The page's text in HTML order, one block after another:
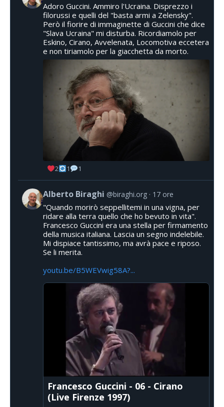
Adoro Guccini. Ammiro l'Ucraina. Disprezzo i
filorussi e quelli del "basta armi a Zelensky".
Però il fiorire di immaginette di Guccini che dice
"Slava Ucraina" mi disturba. Ricordiamolo per
Eskino, Cirano, Avvelenata, Locomotiva eccetera
e non tiriamolo per la giacchetta da morto.
2 1 1
Alberto Biraghi @biraghi.org 17 ore
"Quando morirò seppellitemi in una vigna, per
ridare alla terra quello che ho bevuto in vita".
Francesco Guccini era una stella per firmamento
della musica italiana. Lascia un segno indelebile.
Mi dispiace tantissimo, ma avrà pace e riposo.
Se li merita.
youtu.be/B5WEVwig58A?...
Francesco Guccini - 06 - Cirano
(Live Firenze 1997)